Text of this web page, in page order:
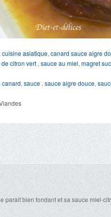
cuisine asiatique, canard sauce aigre
de citron vert , sauce au miel, magret
canard, sauce , sauce aigre douce,
parait bien fondant et sa sauce miel-